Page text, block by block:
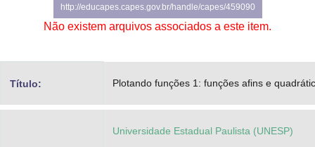
Advocacia-Geral da União
Banco Central do Brasil
http://educapes.capes.gov.br/handle/capes/459090
Não existem arquivos associados a este item.
Título: Plotando funções 1: funções afins e
Universidade Estadual Paulista (UNESP)